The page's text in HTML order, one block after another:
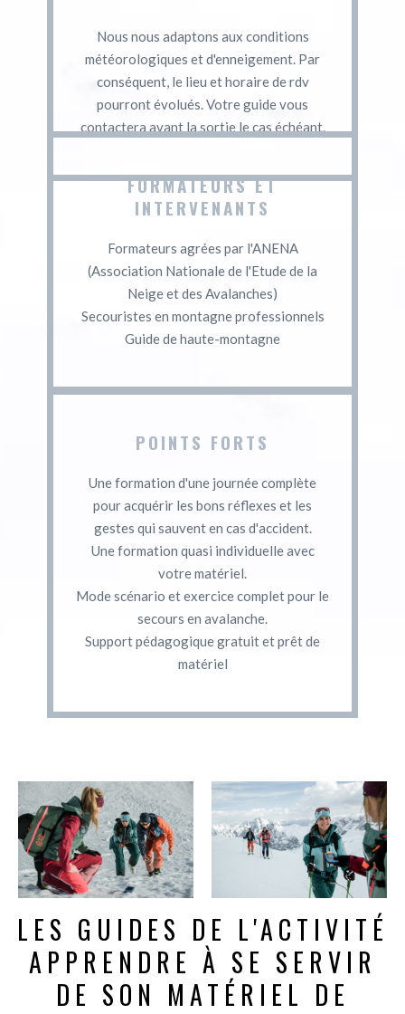
Nous nous adaptons aux conditions
météorologiques et d'enneigement. Par
conséquent, le lieu et horaire de rdv
pourront évolués. Votre guide vous
contactera avant la sortie le cas échéant.
FORMATEURS ET
INTERVENANTS
Formateurs agrées par l'ANENA
(Association Nationale de l'Etude de la
Neige et des Avalanches)
Secouristes en montagne professionnels
Guide de haute-montagne
POINTS FORTS
Une formation d'une journée complète
pour acquérir les bons réflexes et les
gestes qui sauvent en cas d'accident.
Une formation quasi individuelle avec
votre matériel.
Mode scénario et exercice complet pour le
secours en avalanche.
Support pédagogique gratuit et prêt de
matériel
LES GUIDES DE L'ACTIVITÉ
APPRENDRE À SE SERVIR
DE SON MATÉRIEL DE